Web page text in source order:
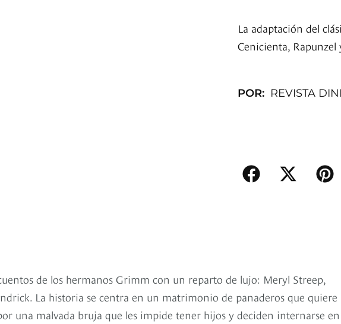
La adaptación del
Cenicienta,
POR: REVISTA
de los hermanos Grimm con un reparto de lujo: Meryl Streep,
La historia se centra en un matrimonio de panaderos que quiere
una malvada bruja que les impide tener hijos y deciden internarse